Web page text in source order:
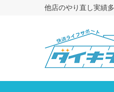
他店のやり直し実績